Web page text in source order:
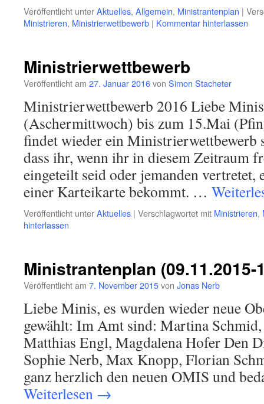
Veröffentlicht unterAktuelles, Allgemein, Ministrantenplan |
Ministrieren, Ministrierwettbewerb | Kommentar hinterlassen
Ministrierwettbewerb
Veröffentlicht am 27. Januar 2016von Simon Stacheter
Ministrierwettbewerb 2016 Liebe
(Aschermittwoch) bis zum 15.Mai
findet wieder ein Ministrierwettbewerb
dass ihr, wenn ihr in diesem Zeitraum
eingeteilt seid oder jemanden
einer Karteikarte bekommt. …
Veröffentlicht unterAktuelles | Verschlagwortet mit Ministrieren,
hinterlassen
Ministrantenplan (09.11.2015-
Veröffentlicht am 7. November 2015von Jonas Nerb
Liebe Minis, es wurden wieder neue
gewählt: Im Amt sind: Martina
Matthias Engl, Magdalena Hofer Den
Sophie Nerb, Max Knopp, Florian
ganz herzlich den neuen OMIS und
Weiterlesen →